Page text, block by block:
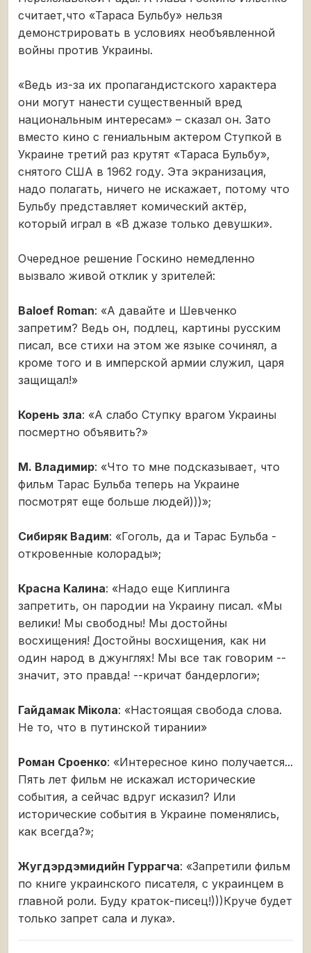
считает,что «Тараса Бульбу» нельзя
демонстрировать в условиях необъявленной
войны против Украины.
«Ведь из-за их пропагандистского характера
они могут нанести существенный вред
национальным интересам» – сказал он. Зато
вместо кино с гениальным актером Ступкой в
Украине третий раз крутят «Тараса Бульбу»,
снятого США в 1962 году. Эта экранизация,
надо полагать, ничего не искажает, потому что
Бульбу представляет комический актёр,
который играл в «В джазе только девушки».
Очередное решение Госкино немедленно
вызвало живой отклик у зрителей:
Baloef Roman: «А давайте и Шевченко
запретим? Ведь он, подлец, картины русским
писал, все стихи на этом же языке сочинял, а
кроме того и в имперской армии служил, царя
защищал!»
Корень зла: «А слабо Ступку врагом Украины
посмертно объявить?»
М. Владимир: «Что то мне подсказывает, что
фильм Тарас Бульба теперь на Украине
посмотрят еще больше людей)))»;
Сибиряк Вадим: «Гоголь, да и Тарас Бульба -
откровенные колорады»;
Красна Калина: «Надо еще Киплинга
запретить, он пародии на Украину писал. «Мы
велики! Мы свободны! Мы достойны
восхищения! Достойны восхищения, как ни
один народ в джунглях! Мы все так говорим --
значит, это правда! --кричат бандерлоги»;
Гайдамак Мiкола: «Настоящая свобода слова.
Не то, что в путинской тирании»
Роман Сроенко: «Интересное кино получается...
Пять лет фильм не искажал исторические
события, а сейчас вдруг исказил? Или
исторические события в Украине поменялись,
как всегда?»;
Жугдэрдэмидийн Гуррагча: «Запретили фильм
по книге украинского писателя, с украинцем в
главной роли. Буду краток-писец!)))Круче будет
только запрет сала и лука».